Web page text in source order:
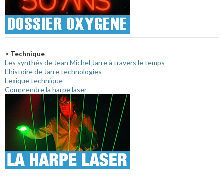
> Technique
Les synthés de Jean Michel Jarre à travers le temps
L'histoire de Jarre technologies
Lexique technique
Comprendre la harpe laser